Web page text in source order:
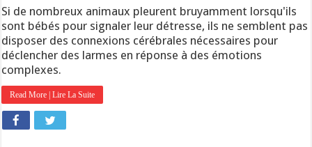
Si de nombreux animaux pleurent bruyamment lorsqu'ils
sont bébés pour signaler leur détresse, ils ne semblent pas
disposer des connexions cérébrales nécessaires pour
déclencher des larmes en réponse à des émotions
complexes.
Read More | Lire La Suite